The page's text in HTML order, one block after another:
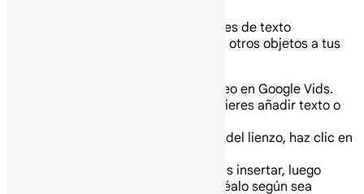
Puedes añadir texto, incluidos bloques de texto
estilizados, así como líneas, formas y otros objetos a tus
En tu computadora abre un video en Google Vids.
Selecciona la escena donde quieres añadir texto o
En el panel lateral a la derecha del lienzo, haz clic en
Haz clic en el objeto que quieres insertar, luego
modifícalo, organízalo o formatéalo según sea